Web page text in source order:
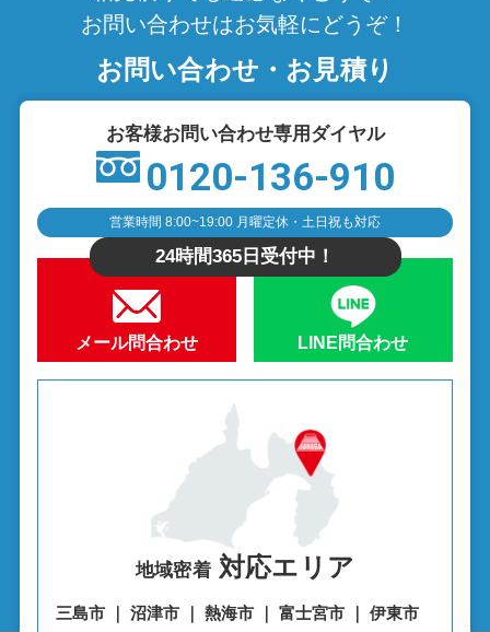
お問い合わせはお気軽にどうぞ！
お問い合わせ・お見積り
お客様お問い合わせ専用ダイヤル
0120-136-910
営業時間 8:00~19:00 月曜定休・土日祝も対応
24時間365日受付中！
メール問合わせ LINE問合わせ
地域密着対応エリア
三島市 ｜ 沼津市 ｜ 熱海市 ｜ 富士宮市 ｜ 伊東市